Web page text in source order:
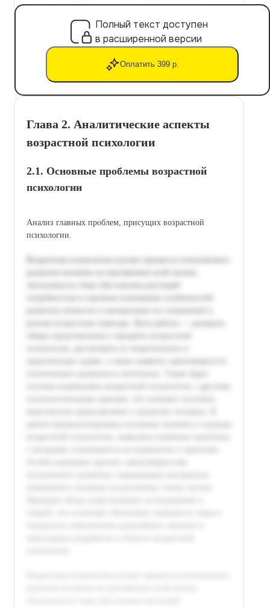
Полный текст доступен
в расширенной версии
Оплатить 399 р.
Глава 2. Аналитические аспекты
возрастной психологии
2.1. Основные проблемы возрастной
психологии
Анализ главных проблем, присущих возрастной
психологии.